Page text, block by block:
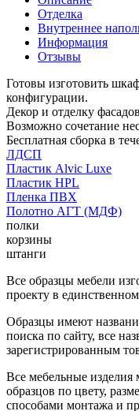
Отделка
Внутреннее
Информация
Отзывы
Готовы изготовить
конфигурации.
Декор и отделку
Возможно сочетание
Бесплатная сборка в
ЛДСП
Пластик Alvic Luxe
Пластик HPL
Пленка ПВХ
Полотно АГТ (МДФ)
полки
корзины
штанги
Все образцы мебели
проекту в
Образцы имеют
поиска по сайту, все
зарегистрированным
Все мебельные изделия
образцов по цвету,
способами монтажа и